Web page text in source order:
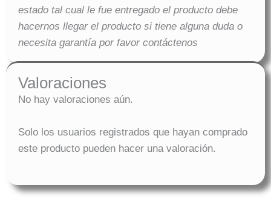
estado tal cual le fue entregado el producto debe
hacernos llegar el producto si tiene alguna duda o
necesita garantía por favor contáctenos
Valoraciones
No hay valoraciones aún.
Solo los usuarios registrados que hayan comprado
este producto pueden hacer una valoración.